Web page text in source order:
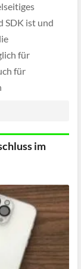
SDK ist und
für
für
weder
im